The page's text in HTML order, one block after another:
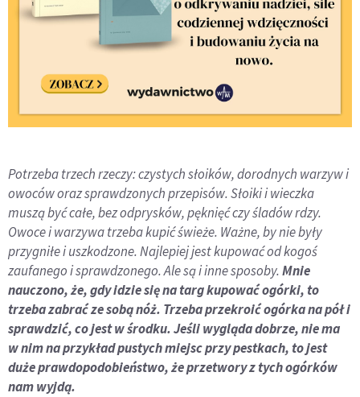
Potrzeba trzech rzeczy: czystych słoików, dorodnych warzyw i
owoców oraz sprawdzonych przepisów.Słoiki i wieczka
muszą być całe, bez odprysków, pęknięć czy śladów rdzy.
Owoce i warzywa trzeba kupić świeże. Ważne, by nie były
przygniłe i uszkodzone. Najlepiej jest kupować od kogoś
zaufanego i sprawdzonego. Ale są i inne sposoby.Mnie
nauczono, że, gdy idzie się na targ kupować ogórki, to
trzeba zabrać ze sobą nóż. Trzeba przekroić ogórka na pół i
sprawdzić, co jest w środku. Jeśli wygląda dobrze, nie ma
w nim na przykład pustych miejsc przy pestkach, to jest
duże prawdopodobieństwo, że przetwory z tych ogórków
nam wyjdą.